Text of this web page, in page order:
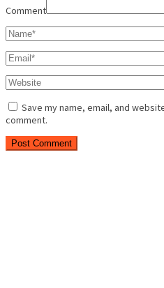
Comment
Save my name, email, and
comment.